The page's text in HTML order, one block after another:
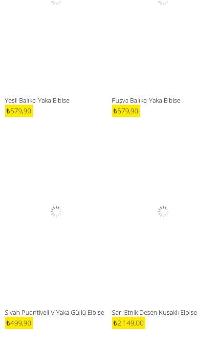
Yeşil Balıkçı Yaka Elbise
₺579,90
Fuşya Balıkçı Yaka Elbise
₺579,90
Siyah Puantiyeli V Yaka Güllü Elbise
₺499,90
Sarı Etnik Desen Kuşaklı Elbise
₺2.149,00